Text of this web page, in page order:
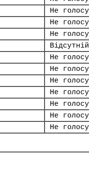
Не
Не
Не
Відсутній
Не
Не
Не
Не
Не
Не
Не